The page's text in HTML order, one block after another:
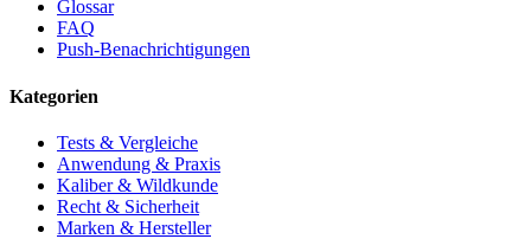
Glossar
FAQ
Push-Benachrichtigungen
Kategorien
Tests & Vergleiche
Anwendung & Praxis
Kaliber & Wildkunde
Recht & Sicherheit
Marken & Hersteller